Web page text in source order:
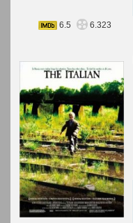
6.5
6.323